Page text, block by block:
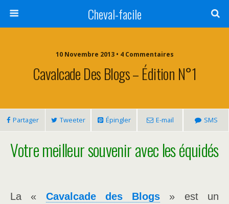
Cheval-facile
10 Novembre 2013 • 4 Commentaires
Cavalcade Des Blogs – Édition N°1
Partager Tweeter Épingler E-mail SMS
Votre meilleur souvenir avec les équidés
La « Cavalcade des Blogs » est un